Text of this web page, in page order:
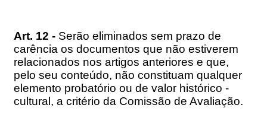
Art. 12 - Serão eliminados sem prazo de
carência os documentos que não estiverem
relacionados nos artigos anteriores e que,
pelo seu conteúdo, não constituam qualquer
elemento probatório ou de valor histórico -
cultural, a critério da Comissão de Avaliação.